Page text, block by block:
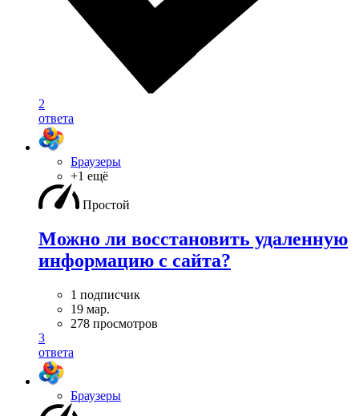
2
ответа
Браузеры
+1 ещё
Простой
Можно ли восстановить удаленную
информацию с сайта?
1 подписчик
19 мар.
278 просмотров
3
ответа
Браузеры